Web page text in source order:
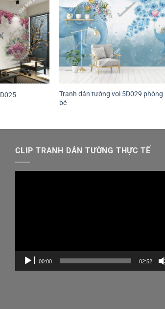
Tranh dán tường voi 5D029 phòng
bé
CLIP TRANH DÁN TƯỜNG THỰC TẾ
00:00 02:52